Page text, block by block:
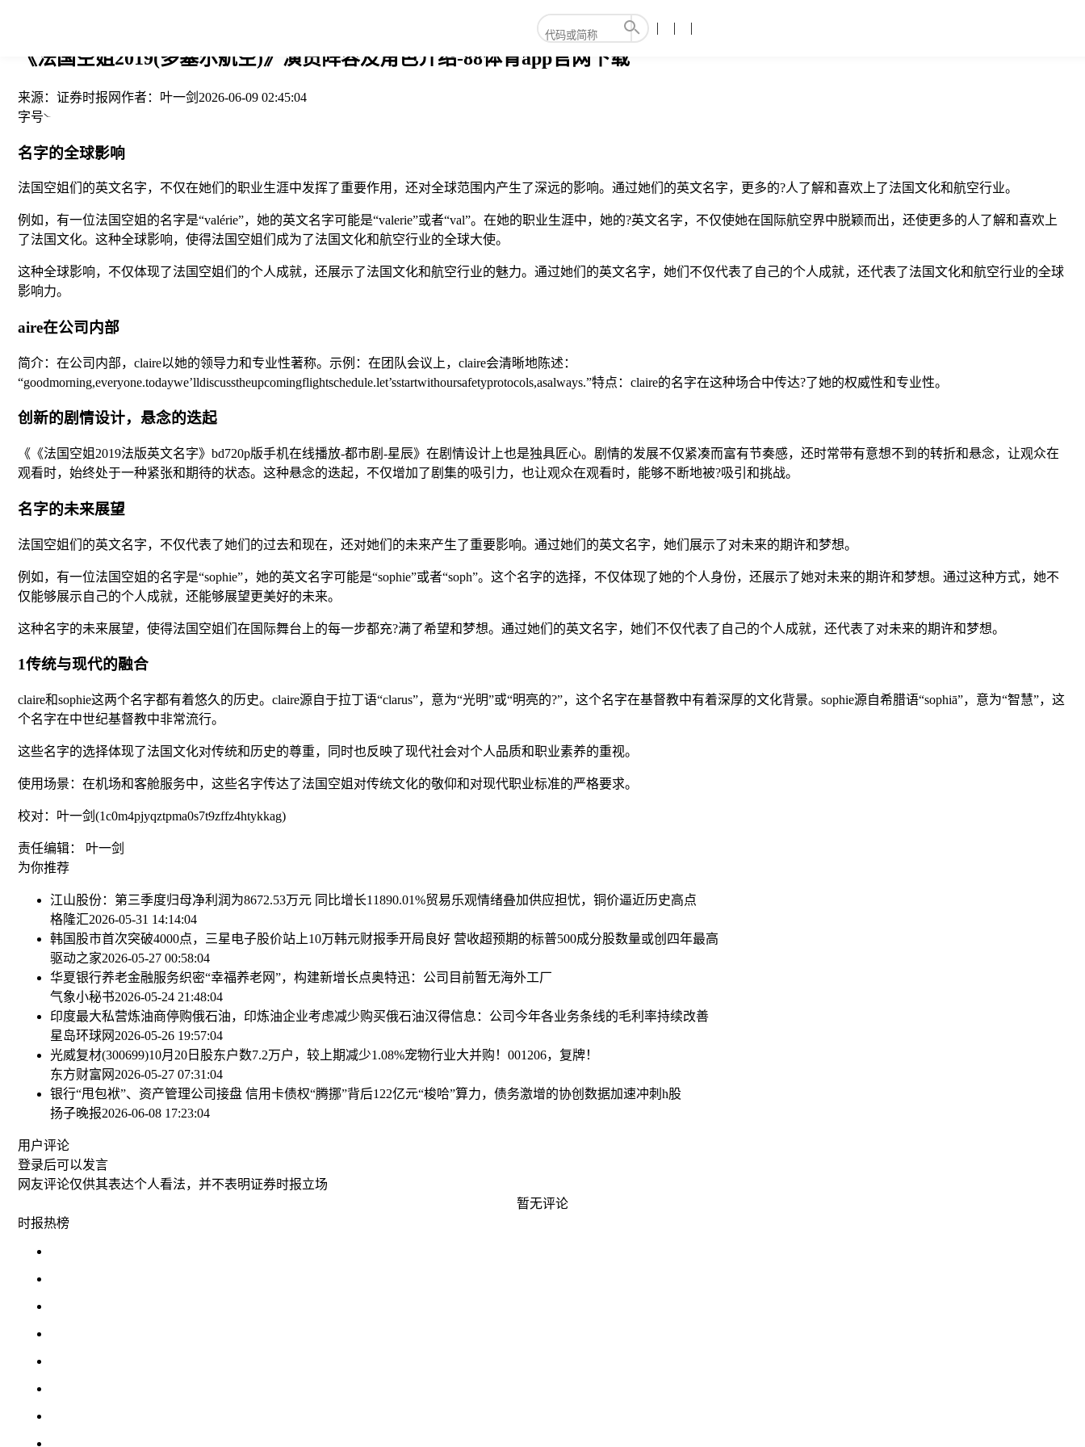
《法国空姐2019(多塞尔航空)》演员阵容及角色介绍-88体育app官网下载
来源： 证券时报网作者： 叶一剑 2026-06-09 02:45:04
字号
名字的全球影响
法国空姐们的英文名字，不仅在她们的职业生涯中发挥了重要作用，还对全球范围内产生了深远的影响。通过她们的英文名字，更多的?人了解和喜欢上了法国文化和航空行业。
例如，有一位法国空姐的名字是“valérie”，她的英文名字可能是“valerie”或者“val”。在她的职业生涯中，她的?英文名字，不仅使她在国际航空界中脱颖而出，还使更多的人了解和喜欢上
了法国文化。这种全球影响，使得法国空姐们成为了法国文化和航空行业的全球大使。
这种全球影响，不仅体现了法国空姐们的个人成就，还展示了法国文化和航空行业的魅力。通过她们的英文名字，她们不仅代表了自己的个人成就，还代表了法国文化和航空行业的全球
影响力。
aire在公司内部
简介：在公司内部，claire以她的领导力和专业性著称。示例：在团队会议上，claire会清晰地陈述：
“goodmorning,everyone.todaywe’lldiscusstheupcomingflightschedule.let’sstartwithoursafetyprotocols,asalways.”特点：claire的名字在这种场合中传达?了她的权威性和专业性。
创新的剧情设计，悬念的迭起
《《法国空姐2019法版英文名字》bd720p版手机在线播放-都市剧-星辰》在剧情设计上也是独具匠心。剧情的发展不仅紧凑而富有节奏感，还时常带有意想不到的转折和悬念，让观众在
观看时，始终处于一种紧张和期待的状态。这种悬念的迭起，不仅增加了剧集的吸引力，也让观众在观看时，能够不断地被?吸引和挑战。
名字的未来展望
法国空姐们的英文名字，不仅代表了她们的过去和现在，还对她们的未来产生了重要影响。通过她们的英文名字，她们展示了对未来的期许和梦想。
例如，有一位法国空姐的名字是“sophie”，她的英文名字可能是“sophie”或者“soph”。这个名字的选择，不仅体现了她的个人身份，还展示了她对未来的期许和梦想。通过这种方式，她不
仅能够展示自己的个人成就，还能够展望更美好的未来。
这种名字的未来展望，使得法国空姐们在国际舞台上的每一步都充?满了希望和梦想。通过她们的英文名字，她们不仅代表了自己的个人成就，还代表了对未来的期许和梦想。
1传统与现代的融合
claire和sophie这两个名字都有着悠久的历史。claire源自于拉丁语“clarus”，意为“光明”或“明亮的?”，这个名字在基督教中有着深厚的文化背景。sophie源自希腊语“sophiā”，意为“智慧”，这
个名字在中世纪基督教中非常流行。
这些名字的选择体现了法国文化对传统和历史的尊重，同时也反映了现代社会对个人品质和职业素养的重视。
使用场景：在机场和客舱服务中，这些名字传达了法国空姐对传统文化的敬仰和对现代职业标准的严格要求。
校对：叶一剑(1c0m4pjyqztpma0s7t9zffz4htykkag)
责任编辑： 叶一剑
为你推荐
江山股份：第三季度归母净利润为8672.53万元 同比增长11890.01%贸易乐观情绪叠加供应担忧，铜价逼近历史高点
格隆汇2026-05-31 14:14:04
韩国股市首次突破4000点，三星电子股价站上10万韩元财报季开局良好 营收超预期的标普500成分股数量或创四年最高
驱动之家2026-05-27 00:58:04
华夏银行养老金融服务织密“幸福养老网”，构建新增长点奥特迅：公司目前暂无海外工厂
气象小秘书2026-05-24 21:48:04
印度最大私营炼油商停购俄石油，印炼油企业考虑减少购买俄石油汉得信息：公司今年各业务条线的毛利率持续改善
星岛环球网 2026-05-26 19:57:04
光威复材(300699)10月20日股东户数7.2万户，较上期减少1.08%宠物行业大并购！001206，复牌！
东方财富网 2026-05-27 07:31:04
银行“甩包袱”、资产管理公司接盘 信用卡债权“腾挪”背后122亿元“梭哈”算力，债务激增的协创数据加速冲刺h股
扬子晚报2026-06-08 17:23:04
用户评论
登录后可以发言
网友评论仅供其表达个人看法，并不表明证券时报立场
暂无评论
时报热榜